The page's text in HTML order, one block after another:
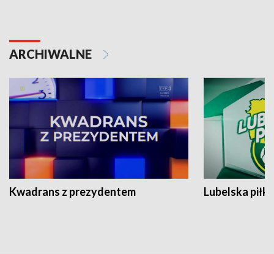
ARCHIWALNE
Kwadrans z prezydentem Lubelska piłka